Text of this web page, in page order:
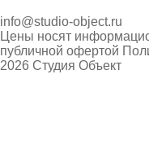
info@studio-object.ru
Цены носят
публичной офертой
2026 Студия Объект